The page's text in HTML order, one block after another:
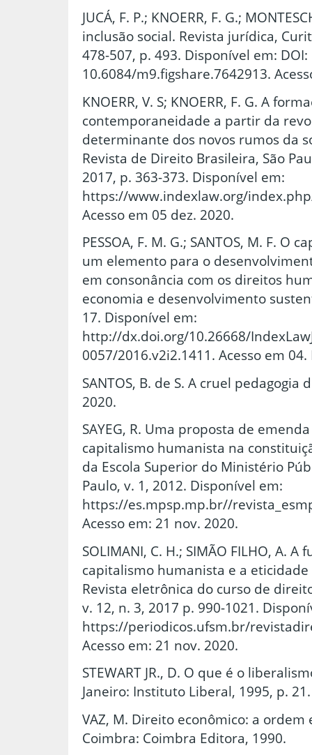
JUCÁ, F. P.; KNOERR, F. G.;
inclusão social. Revista jurídica,
478-507, p. 493. Disponível em: DOI:
10.6084/m9.figshare.7642913.
KNOERR, V. S; KNOERR, F. G. A
contemporaneidade a partir da
determinante dos novos rumos da
Revista de Direito Brasileira, São
2017, p. 363-373. Disponível em:
https://www.indexlaw.org/
Acesso em 05 dez. 2020.
PESSOA, F. M. G.; SANTOS, M. F. O
um elemento para o
em consonância com os direitos
economia e desenvolvimento
17. Disponível em:
http://dx.doi.org/10.26668/
0057/2016.v2i2.1411. Acesso em 04.
SANTOS, B. de S. A cruel
2020.
SAYEG, R. Uma proposta de
capitalismo humanista na
da Escola Superior do Ministério
Paulo, v. 1, 2012. Disponível em:
https://es.mpsp.mp.br//
Acesso em: 21 nov. 2020.
SOLIMANI, C. H.; SIMÃO FILHO, A.
capitalismo humanista e a
Revista eletrônica do curso de
v. 12, n. 3, 2017 p. 990-1021.
https://periodicos.ufsm.br/
Acesso em: 21 nov. 2020.
STEWART JR., D. O que é o
Janeiro: Instituto Liberal, 1995, p. 21.
VAZ, M. Direito econômico: a
Coimbra: Coimbra Editora, 1990.